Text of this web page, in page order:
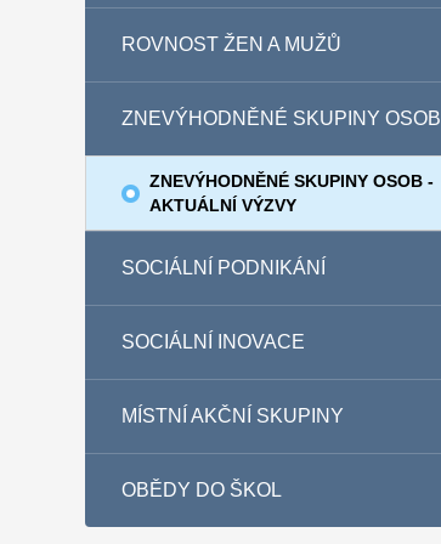
ROVNOST ŽEN A MUŽŮ
ZNEVÝHODNĚNÉ SKUPINY OSOB
ZNEVÝHODNĚNÉ SKUPINY OSOB -
AKTUÁLNÍ VÝZVY
SOCIÁLNÍ PODNIKÁNÍ
SOCIÁLNÍ INOVACE
MÍSTNÍ AKČNÍ SKUPINY
OBĚDY DO ŠKOL